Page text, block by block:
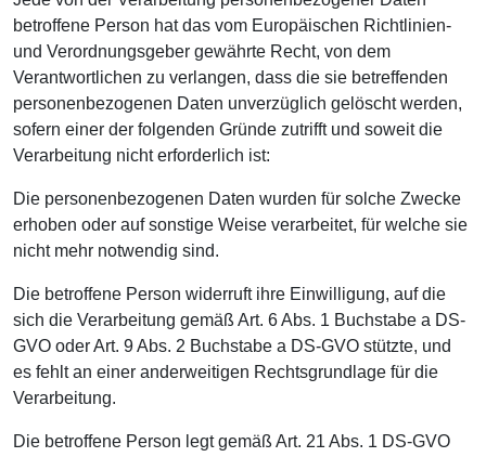
betroffene Person hat das vom Europäischen Richtlinien-
und Verordnungsgeber gewährte Recht, von dem
Verantwortlichen zu verlangen, dass die sie betreffenden
personenbezogenen Daten unverzüglich gelöscht werden,
sofern einer der folgenden Gründe zutrifft und soweit die
Verarbeitung nicht erforderlich ist:
Die personenbezogenen Daten wurden für solche Zwecke
erhoben oder auf sonstige Weise verarbeitet, für welche sie
nicht mehr notwendig sind.
Die betroffene Person widerruft ihre Einwilligung, auf die
sich die Verarbeitung gemäß Art. 6 Abs. 1 Buchstabe a DS-
GVO oder Art. 9 Abs. 2 Buchstabe a DS-GVO stützte, und
es fehlt an einer anderweitigen Rechtsgrundlage für die
Verarbeitung.
Die betroffene Person legt gemäß Art. 21 Abs. 1 DS-GVO